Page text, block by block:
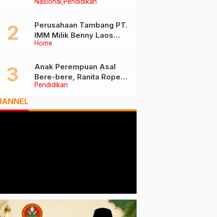
Tiga Besar Nasional, Tim
Ternate
Home
Perusahaan Tambang PT.
IMM Milik Benny Laos
Diduga Tak Miliki Izin HPH
Pendidikan
Anak Perempuan Asal
Bere-bere, Ranita Rope
Dikukuhkan Sebagai Guru